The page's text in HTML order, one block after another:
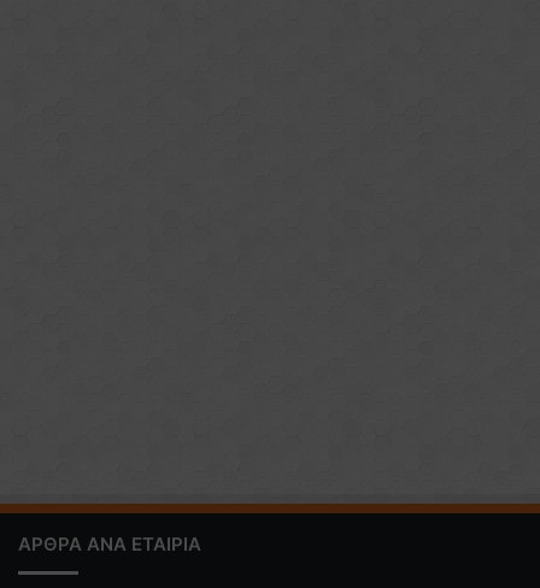
ΑΡΘΡΑ ΑΝΑ ΕΤΑΙΡΙΑ